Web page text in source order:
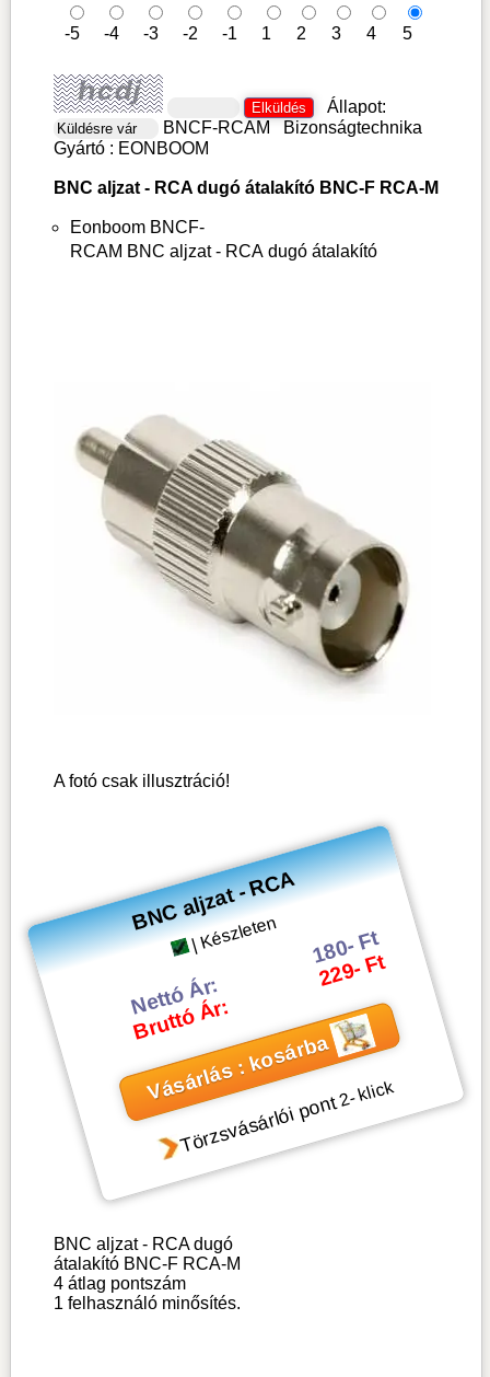
-5 -4 -3 -2 -1 1 2 3 4 5
Állapot:
BNCF-RCAM
Bizonságtechnika
Gyártó : EONBOOM
BNC aljzat - RCA dugó átalakító BNC-F RCA-M
Eonboom BNCF-
RCAM BNC aljzat - RCA dugó átalakító
A fotó csak illusztráció!
BNC aljzat - RCA
| Készleten
Nettó Ár:
Bruttó Ár:
180- Ft
229- Ft
Vásárlás : kosárba
Törzsvásárlói pont2- klick
BNC aljzat - RCA dugó
átalakító BNC-F RCA-M
4átlag pontszám
1 felhasználó minősítés.